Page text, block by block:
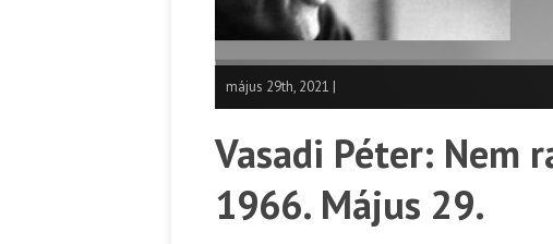
május 29th, 2021 |
Vasadi Péter: Nem
1966. Május 29.